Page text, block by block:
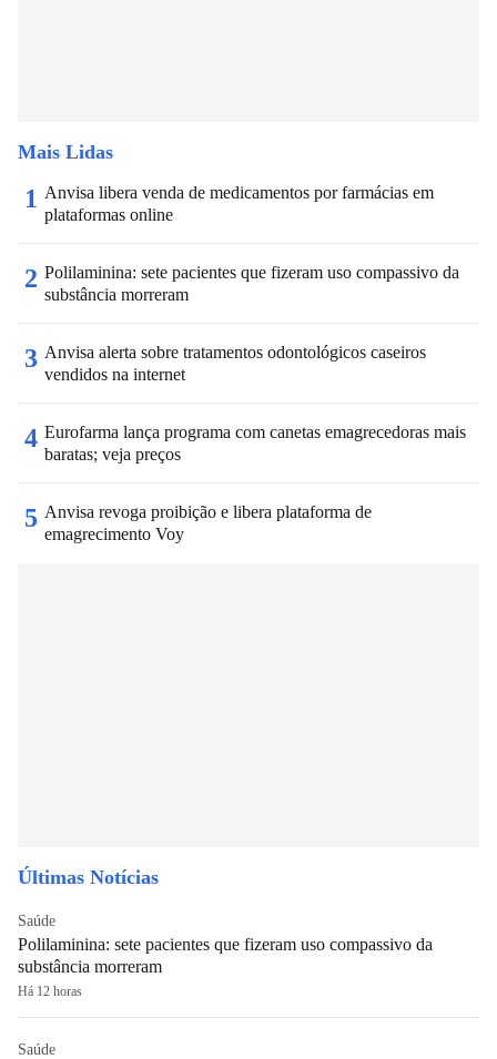
Mais Lidas
1 Anvisa libera venda de medicamentos por farmácias em
plataformas online
2 Polilaminina: sete pacientes que fizeram uso compassivo da
substância morreram
3 Anvisa alerta sobre tratamentos odontológicos caseiros
vendidos na internet
4 Eurofarma lança programa com canetas emagrecedoras mais
baratas; veja preços
5 Anvisa revoga proibição e libera plataforma de
emagrecimento Voy
Últimas Notícias
Saúde
Polilaminina: sete pacientes que fizeram uso compassivo da
substância morreram
Há 12 horas
Saúde